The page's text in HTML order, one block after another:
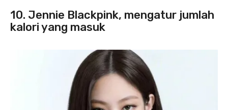
10. Jennie Blackpink, mengatur jumlah
kalori yang masuk